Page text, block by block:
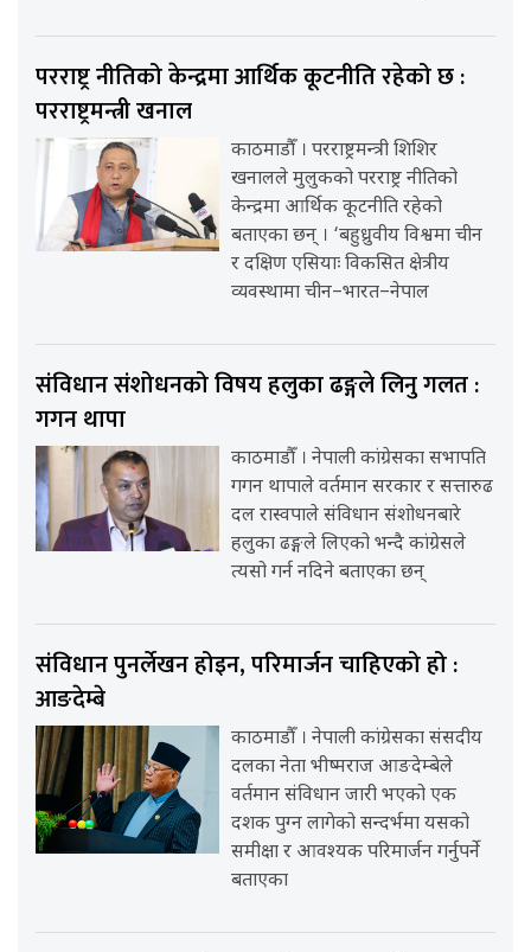
परराष्ट्र नीतिको केन्द्रमा आर्थिक कूटनीति रहेको छ :
परराष्ट्रमन्त्री खनाल
काठमाडौँ । परराष्ट्रमन्त्री शिशिर
खनालले मुलुकको परराष्ट्र नीतिको
केन्द्रमा आर्थिक कूटनीति रहेको
बताएका छन् । ‘बहुध्रुवीय विश्वमा चीन
र दक्षिण एसियाः विकसित क्षेत्रीय
व्यवस्थामा चीन–भारत–नेपाल
संविधान संशोधनको विषय हलुका ढङ्गले लिनु गलत :
गगन थापा
काठमाडौँ । नेपाली कांग्रेसका सभापति
गगन थापाले वर्तमान सरकार र सत्तारुढ
दल रास्वपाले संविधान संशोधनबारे
हलुका ढङ्गले लिएको भन्दै कांग्रेसले
त्यसो गर्न नदिने बताएका छन्
संविधान पुनर्लेखन होइन, परिमार्जन चाहिएको हो :
आङदेम्बे
काठमाडौँ । नेपाली कांग्रेसका संसदीय
दलका नेता भीष्मराज आङदेम्बेले
वर्तमान संविधान जारी भएको एक
दशक पुग्न लागेको सन्दर्भमा यसको
समीक्षा र आवश्यक परिमार्जन गर्नुपर्ने
बताएका